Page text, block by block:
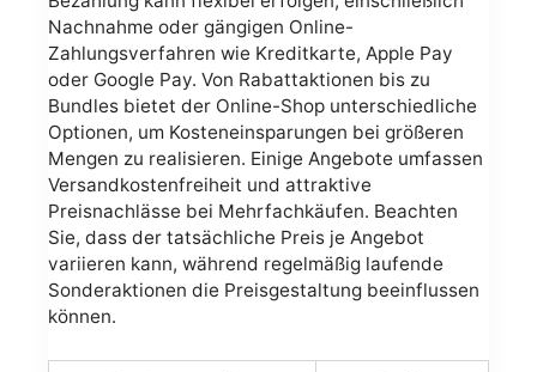
Nachnahme oder gängigen Online-
Zahlungsverfahren wie Kreditkarte, Apple Pay
oder Google Pay. Von Rabattaktionen bis zu
Bundles bietet der Online-Shop unterschiedliche
Optionen, um Kosteneinsparungen bei größeren
Mengen zu realisieren. Einige Angebote umfassen
Versandkostenfreiheit und attraktive
Preisnachlässe bei Mehrfachkäufen. Beachten
Sie, dass der tatsächliche Preis je Angebot
variieren kann, während regelmäßig laufende
Sonderaktionen die Preisgestaltung beeinflussen
können.